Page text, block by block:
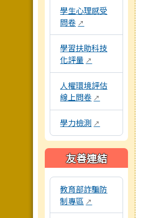
學生心理感受
問卷 ↗
學習扶助科技
化評量 ↗
人權環境評估
線上問卷 ↗
學力檢測 ↗
友善連結
本區域包含外部學習資源連結
教育部詐騙防
制專區 ↗